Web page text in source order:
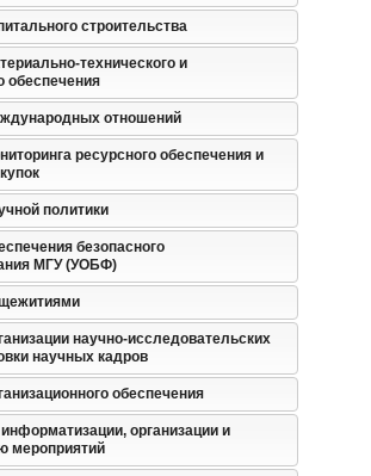
строительства
технического и
обеспечения
отношений
ресурсного обеспечения и
политики
безопасного
МГУ (УОБФ)
научно-исследовательских
научных кадров
обеспечения
организации и
мероприятий